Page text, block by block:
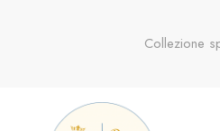
Collezione